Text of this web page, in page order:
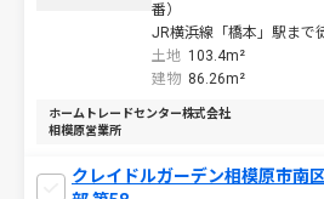
番）
JR横浜線「橋本」駅まで
土地 103.4m²
建物 86.26m²
ホームトレードセンター株式会社
相模原営業所
クレイドルガーデン相模原市南